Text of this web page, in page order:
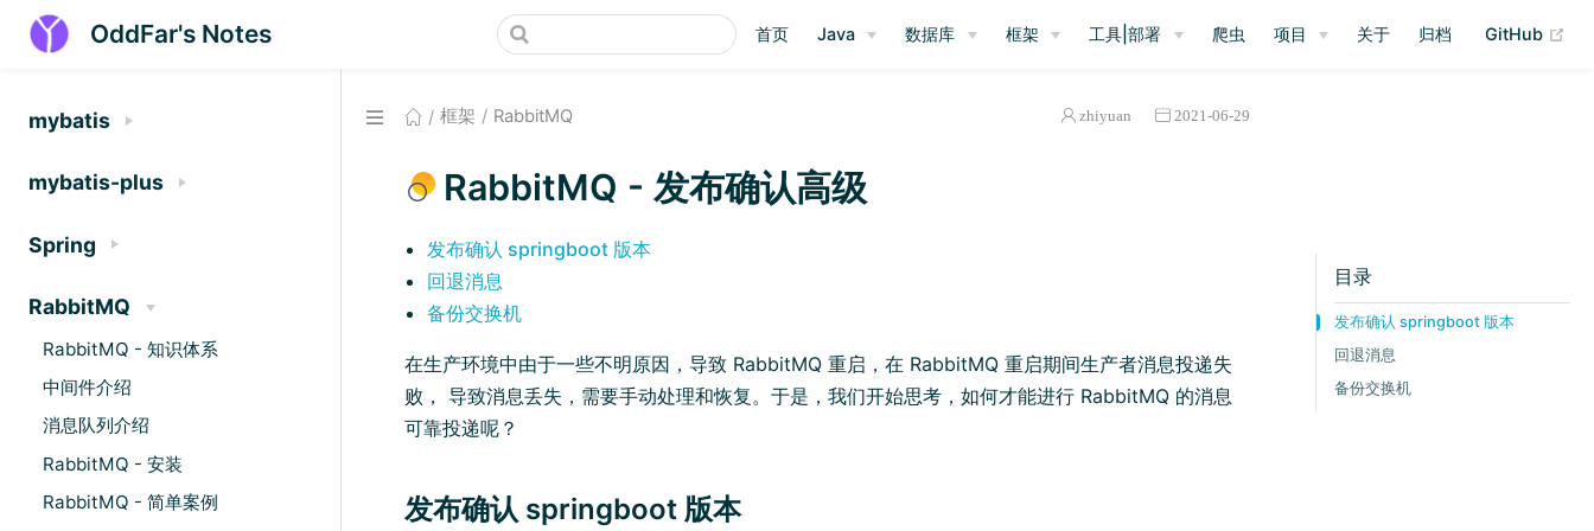
OddFar's Notes 首页 Java 数据库 框架 工具|部署 爬虫 项目 关于 归档 GitHub
mybatis
mybatis-plus
Spring
RabbitMQ
RabbitMQ - 知识体系
中间件介绍
消息队列介绍
RabbitMQ - 安装
RabbitMQ - 简单案例
框架 RabbitMQ zhiyuan 2021-06-29
目录
发布确认 springboot 版本
回退消息
备份交换机
RabbitMQ - 发布确认高级
发布确认 springboot 版本
回退消息
备份交换机
在生产环境中由于一些不明原因，导致 RabbitMQ 重启，在 RabbitMQ 重启期间生产者消息投递失
败， 导致消息丢失，需要手动处理和恢复。于是，我们开始思考，如何才能进行 RabbitMQ 的消息
可靠投递呢？
发布确认 springboot 版本